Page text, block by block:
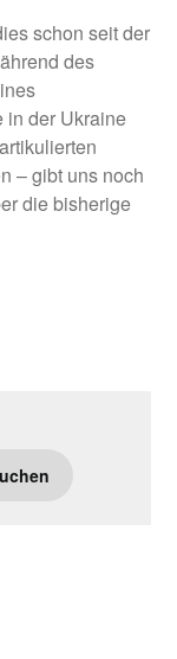
schon seit der
des
in der Ukraine
– gibt uns noch
die bisherige